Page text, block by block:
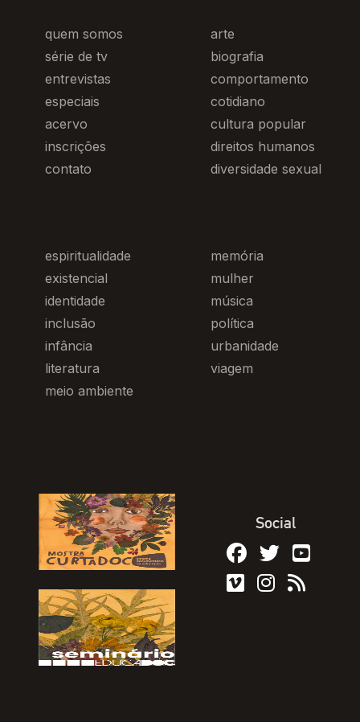
quem somos
série de tv
entrevistas
especiais
acervo
inscrições
contato
arte
biografia
comportamento
cotidiano
cultura popular
direitos humanos
diversidade sexual
espiritualidade
existencial
identidade
inclusão
infância
literatura
meio ambiente
memória
mulher
música
política
urbanidade
viagem
Social